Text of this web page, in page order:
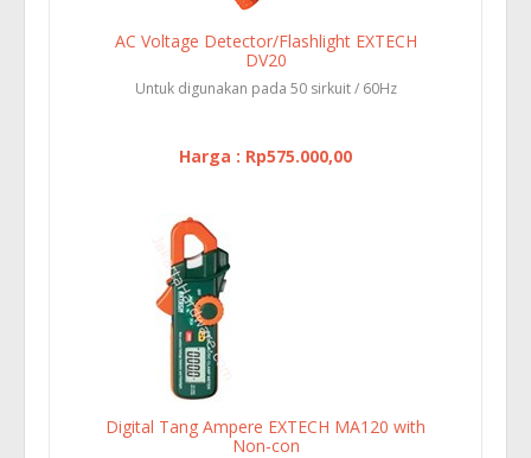
AC Voltage Detector/Flashlight EXTECH
DV20
Untuk digunakan pada 50 sirkuit / 60Hz
Harga : Rp575.000,00
Digital Tang Ampere EXTECH MA120 with
Non-con